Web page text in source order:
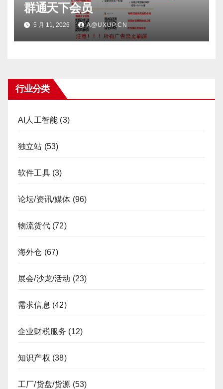
群通天下会员
5 月 11, 2026 A@UXUP.CN
行业分类
AI人工智能 (3)
独立站 (53)
软件工具(3)
论坛/资讯/媒体 (96)
物流货代(72)
海外仓 (67)
展会/沙龙/活动 (23)
需求信息 (42)
企业财税服务 (12)
知识产权 (38)
工厂/货盘/货源 (53)